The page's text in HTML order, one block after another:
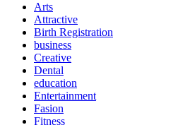
Arts
Attractive
Birth Registration
business
Creative
Dental
education
Entertainment
Fasion
Fitness